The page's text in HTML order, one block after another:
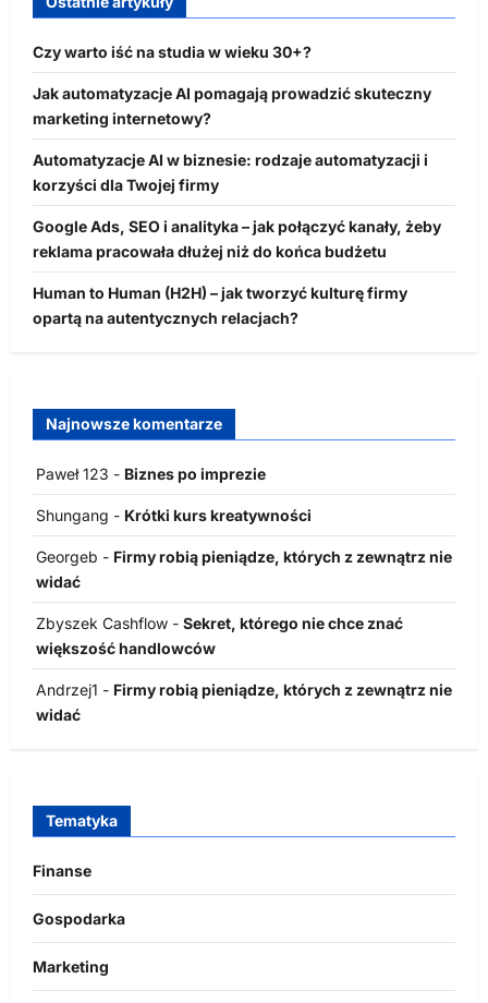
Czy warto iść na studia w wieku 30+?
Jak automatyzacje AI pomagają prowadzić skuteczny
marketing internetowy?
Automatyzacje AI w biznesie: rodzaje automatyzacji i
korzyści dla Twojej firmy
Google Ads, SEO i analityka – jak połączyć kanały, żeby
reklama pracowała dłużej niż do końca budżetu
Human to Human (H2H) – jak tworzyć kulturę firmy
opartą na autentycznych relacjach?
Najnowsze komentarze
Paweł 123 - Biznes po imprezie
Shungang - Krótki kurs kreatywności
Georgeb - Firmy robią pieniądze, których z zewnątrz nie
widać
Zbyszek Cashflow - Sekret, którego nie chce znać
większość handlowców
Andrzej1 - Firmy robią pieniądze, których z zewnątrz nie
widać
Tematyka
Finanse
Gospodarka
Marketing